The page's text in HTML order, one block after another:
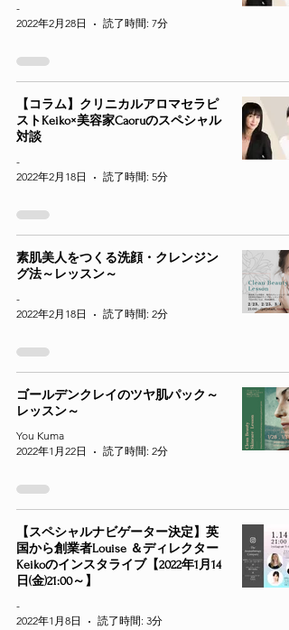
-
2022年2月28日
読了時間: 7分
【コラム】クリニカルアロマセラピ
ストKeiko×美容家Caoruのスペシャル
対談
-
2022年2月18日
読了時間: 5分
素肌美人をつくる洗顔・クレンジン
グ法～レッスン～
-
2022年2月18日
読了時間: 2分
ゴールデンクレイのツヤ肌パック～
レッスン～
You Kuma
2022年1月22日
読了時間: 2分
【スペシャルナビゲーター決定】英
国から創業者Louise ＆ディレクター
Keikoのインスタライブ【2022年1月14
日(金)21:00～】
-
2022年1月8日
読了時間: 3分